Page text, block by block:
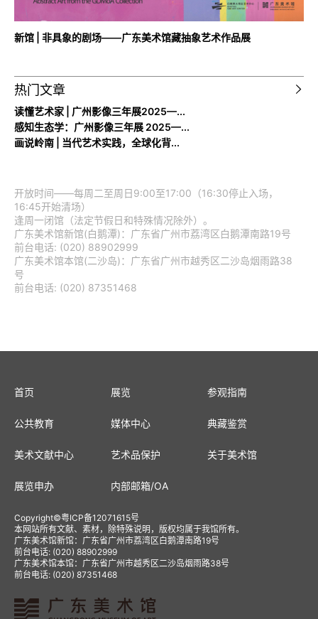
新馆 | 非具象的剧场——广东美术馆藏抽象艺术作品展
热门文章
读懂艺术家 | 广州影像三年展2025—...
感知生态学：广州影像三年展 2025—...
画说岭南 | 当代艺术实践，全球化背...
开放时间——每周二至周日9:00至17:00（16:30停止入场，
16:45开始清场）
逢周一闭馆（法定节假日和特殊情况除外）。
广东美术馆新馆(白鹅潭)：广东省广州市荔湾区白鹅潭南路19号
前台电话: (020) 88902999
广东美术馆本馆(二沙岛)：广东省广州市越秀区二沙岛烟雨路38
号
前台电话: (020) 87351468
首页 展览 参观指南
公共教育 媒体中心 典藏鉴赏
美术文献中心 艺术品保护 关于美术馆
展览申办 内部邮箱/OA
Copyright©粤ICP备12071615号
本网站所有文献、素材，除特殊说明，版权均属于我馆所有。
广东美术馆新馆：广东省广州市荔湾区白鹅潭南路19号
前台电话: (020) 88902999
广东美术馆本馆：广东省广州市越秀区二沙岛烟雨路38号
前台电话: (020) 87351468